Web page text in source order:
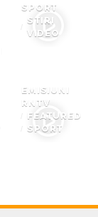
SPORT
STIRI
VIDEO
EMISIUNI
RNTV
FEATURED
SPORT